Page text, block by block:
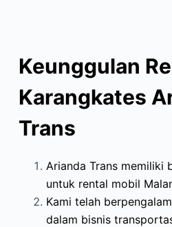
Keunggulan
Karangkates
Trans
Arianda Trans memiliki
untuk rental mobil
Kami telah
dalam bisnis